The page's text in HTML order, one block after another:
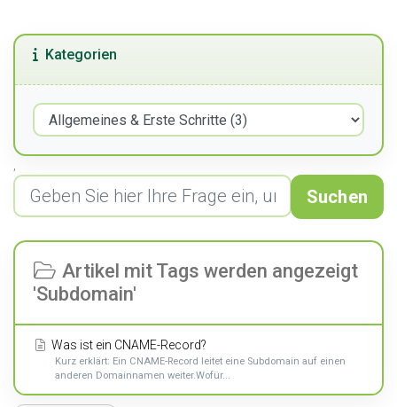
Kategorien
Suchen
Artikel mit Tags werden angezeigt
'Subdomain'
Was ist ein CNAME-Record?
Kurz erklärt: Ein CNAME-Record leitet eine Subdomain auf einen
anderen Domainnamen weiter.Wofür...